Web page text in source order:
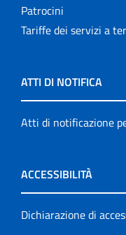
Patrocini
Tariffe dei servizi a
ATTI DI NOTIFICA
Atti di notificazione
ACCESSIBILITÀ
Dichiarazione di